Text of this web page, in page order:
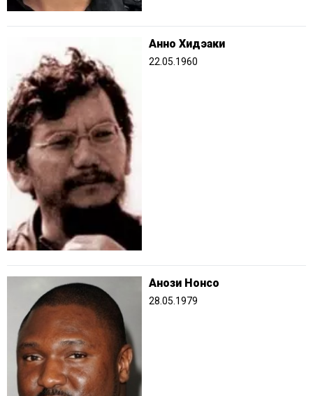
Анно Хидэаки
22.05.1960
Анози Нонсо
28.05.1979